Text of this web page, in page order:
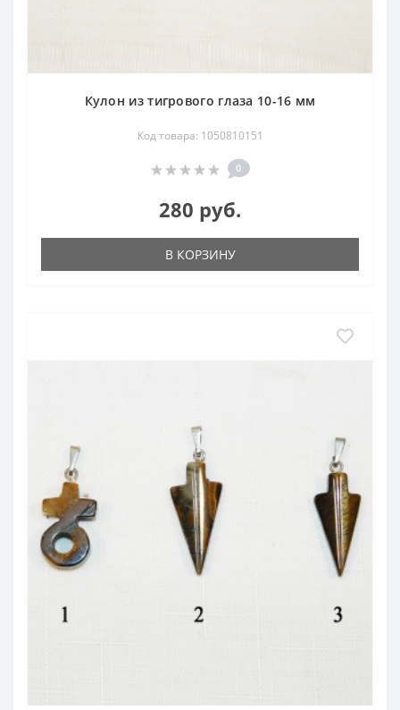
Кулон из тигрового глаза 10-16 мм
Код товара: 1050810151
0
280 руб.
В КОРЗИНУ